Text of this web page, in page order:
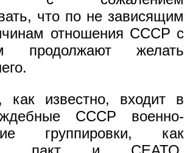
что по не зависящим
отношения СССР с
продолжают желать
как известно, входит в
СССР военно-
группировки, как